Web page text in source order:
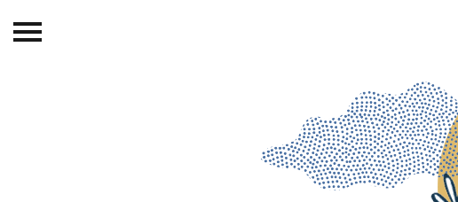
Beranda